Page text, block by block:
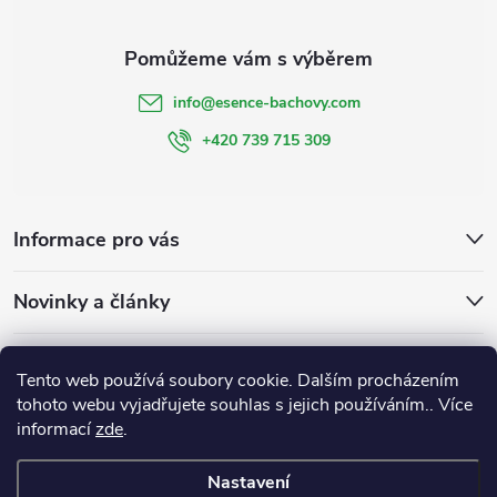
Tento web používá soubory cookie. Dalším procházením
tohoto webu vyjadřujete souhlas s jejich používáním.. Více
informacízde.
Nastavení
Informace pro vás
Novinky a články
info@esence-bachovy.com
+420 739 715 309
Bachovykapky